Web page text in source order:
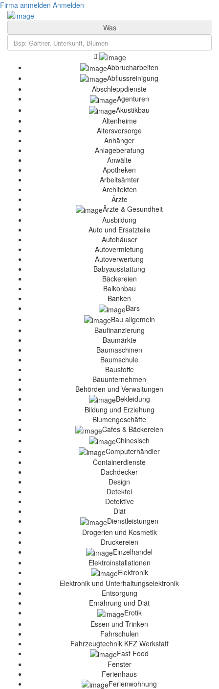
Firma anmelden Anmelden
Was
Abbrucharbeiten
Abflussreinigung
Abschleppdienste
Agenturen
Akustikbau
Altenheime
Altersvorsorge
Anhänger
Anlageberatung
Anwälte
Apotheken
Arbeitsämter
Architekten
Ärzte
Ärzte & Gesundheit
Ausbildung
Auto und Ersatzteile
Autohäuser
Autovermietung
Autoverwertung
Babyausstattung
Bäckereien
Balkonbau
Banken
Bars
Bau allgemein
Baufinanzierung
Baumärkte
Baumaschinen
Baumschule
Baustoffe
Bauunternehmen
Behörden und Verwaltungen
Bekleidung
Bildung und Erziehung
Blumengeschäfte
Cafes & Bäckereien
Chinesisch
Computerhändler
Containerdienste
Dachdecker
Design
Detektei
Detektive
Diät
Dienstleistungen
Drogerien und Kosmetik
Druckereien
Einzelhandel
Elektroinstallationen
Elektronik
Elektronik und Unterhaltungselektronik
Entsorgung
Ernährung und Diät
Erotik
Essen und Trinken
Fahrschulen
Fahrzeugtechnik KFZ Werkstatt
Fast Food
Fenster
Ferienhaus
Ferienwohnung